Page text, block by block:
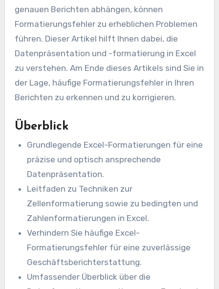
genauen Berichten abhängen, können
Formatierungsfehler zu erheblichen Problemen
führen. Dieser Artikel hilft Ihnen dabei, die
Datenpräsentation und -formatierung in Excel
zu verstehen. Am Ende dieses Artikels sind Sie in
der Lage, häufige Formatierungsfehler in Ihren
Berichten zu erkennen und zu korrigieren.
Überblick
Grundlegende Excel-Formatierungen für eine
präzise und optisch ansprechende
Datenpräsentation.
Leitfaden zu Techniken zur
Zellenformatierung sowie zu bedingten und
Zahlenformatierungen in Excel.
Verhindern Sie häufige Excel-
Formatierungsfehler für eine zuverlässige
Geschäftsberichterstattung.
Umfassender Überblick über die